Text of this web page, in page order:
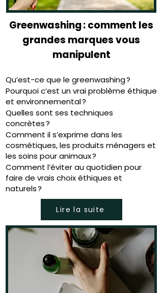
Greenwashing : comment les
grandes marques vous
manipulent
Qu’est-ce que le greenwashing ?
Pourquoi c’est un vrai problème éthique
et environnemental ?
Quelles sont ses techniques
concrètes ?
Comment il s’exprime dans les
cosmétiques, les produits ménagers et
les soins pour animaux ?
Comment l’éviter au quotidien pour
faire de vrais choix éthiques et
naturels ?
Lire la suite